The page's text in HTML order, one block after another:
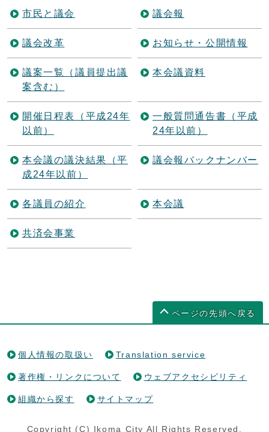
市民と議会 議会報
議会改革 お知らせ・公開情報
議案一覧（議員提出議
案含む）
本会議資料
開催日程表（平成24年
以前）
一般質問通告書（平成
24年以前）
本会議の議決結果（平
成24年以前）
議会報バックナンバー
各議員の紹介 本会議
共済会事業
ページの先頭へ戻る
個人情報の取扱い Translation service
著作権・リンクについて ウェブアクセシビリティ
組織から探す サイトマップ
Copyright (C) Ikoma City All Rights Reserved.